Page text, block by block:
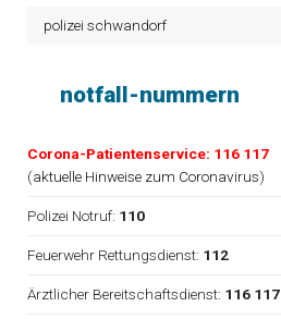
polizei schwandorf
notfall-nummern
Corona-Patientenservice: 116 117
(aktuelle Hinweise zum Coronavirus)
Polizei Notruf: 110
Feuerwehr Rettungsdienst: 112
Ärztlicher Bereitschaftsdienst: 116 117